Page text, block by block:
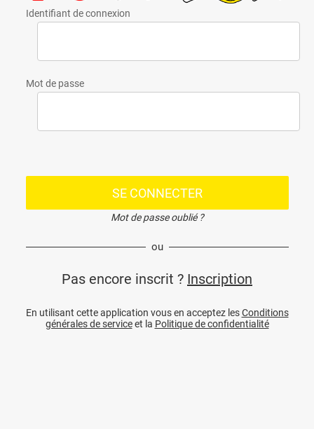
Identifiant de connexion
Mot de passe
SE CONNECTER
Mot de passe oublié ?
ou
Pas encore inscrit ? Inscription
En utilisant cette application vous en acceptez lesConditions
générales de serviceet la Politique de confidentialité